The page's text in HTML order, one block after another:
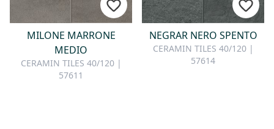
MILONE MARRONE
MEDIO
CERAMIN TILES 40/120 |
57611
NEGRAR NERO SPENTO
CERAMIN TILES 40/120 |
57614